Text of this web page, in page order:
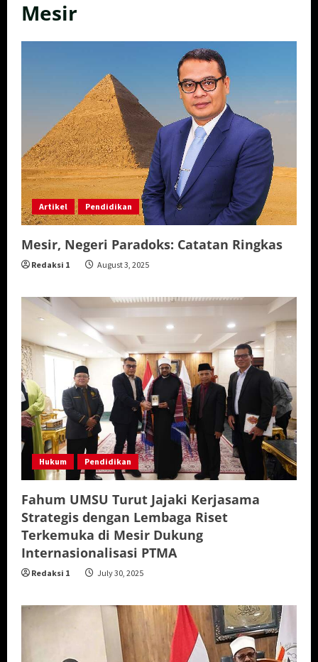
Mesir
Artikel Pendidikan
Mesir, Negeri Paradoks: Catatan Ringkas
Redaksi 1 August 3, 2025
Hukum Pendidikan
Fahum UMSU Turut Jajaki Kerjasama
Strategis dengan Lembaga Riset
Terkemuka di Mesir Dukung
Internasionalisasi PTMA
Redaksi 1 July 30, 2025